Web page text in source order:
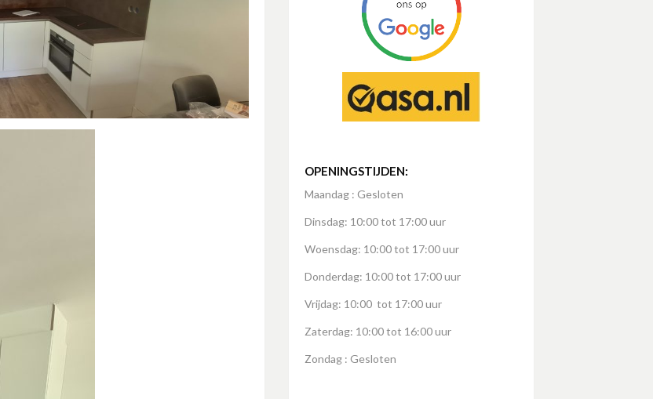
OPENINGSTIJDEN:
Maandag : Gesloten
Dinsdag: 10:00 tot 17:00 uur
Woensdag: 10:00 tot 17:00 uur
Donderdag: 10:00 tot 17:00 uur
Vrijdag: 10:00 tot 17:00 uur
Zaterdag: 10:00 tot 16:00 uur
Zondag : Gesloten